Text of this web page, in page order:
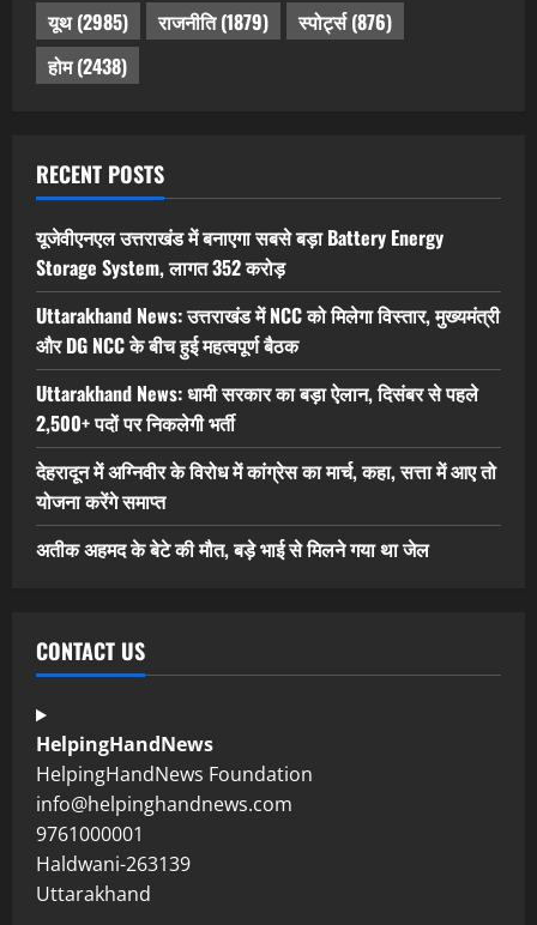
यूथ(2985) राजनीति(1879) स्पोर्ट्स(876)
होम(2438)
RECENT POSTS
यूजेवीएनएल उत्तराखंड में बनाएगा सबसे बड़ा Battery Energy
Storage System, लागत 352 करोड़
Uttarakhand News: उत्तराखंड में NCC को मिलेगा विस्तार, मुख्यमंत्री
और DG NCC के बीच हुई महत्वपूर्ण बैठक
Uttarakhand News: धामी सरकार का बड़ा ऐलान, दिसंबर से पहले
2,500+ पदों पर निकलेगी भर्ती
देहरादून में अग्निवीर के विरोध में कांग्रेस का मार्च, कहा, सत्ता में आए तो
योजना करेंगे समाप्त
अतीक अहमद के बेटे की मौत, बड़े भाई से मिलने गया था जेल
CONTACT US
HelpingHandNews
HelpingHandNews Foundation
info@helpinghandnews.com
9761000001
Haldwani-263139
Uttarakhand